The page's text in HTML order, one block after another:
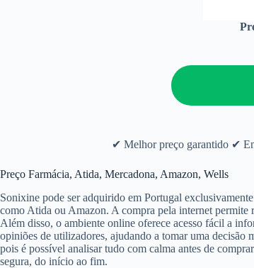
✔ Melhor preço garantido ✔
Preço Farmácia, Atida, Mercadona, Amazon, Wells
Sonixine pode ser adquirido em Portugal
como Atida ou Amazon. A compra pela internet permite
Além disso, o ambiente online oferece acesso fácil a
opiniões de utilizadores, ajudando a tomar uma decisão
pois é possível analisar tudo com calma antes de
segura, do início ao fim.